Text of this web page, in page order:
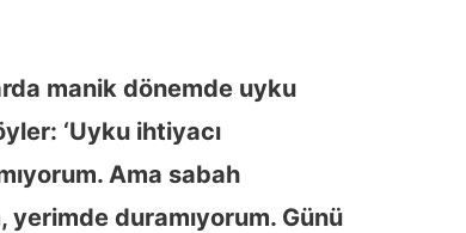
manik dönemde uyku
‘Uyku ihtiyacı
Ama sabah
duramıyorum. Günü